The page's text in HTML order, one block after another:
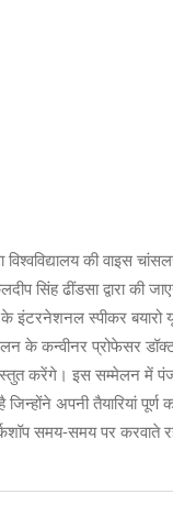
की वाइस
कुलदीप सिंह ढींडसा
स्पीकर बयारो
के कन्वीनर प्रोफेसर
करेंगे। इस सम्मेलन में
अपनी तैयारियां पूर्ण
समय-समय पर करवाते